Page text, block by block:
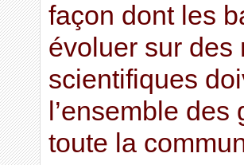
façon dont les
évoluer sur des
scientifiques
l’ensemble
toute la